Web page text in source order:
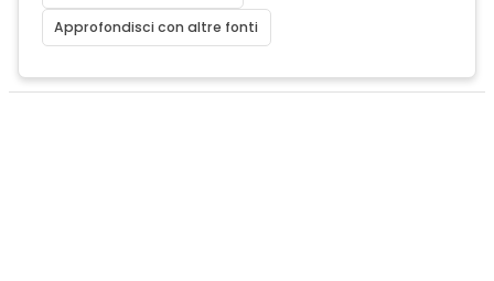
Approfondisci con altre fonti